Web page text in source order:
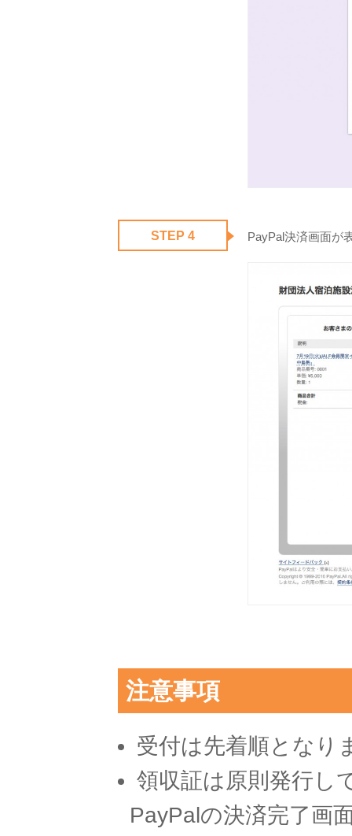
STEP 4 PayPal決済画面が
注意事項
受付は先着順となり
領収証は原則発行し
PayPalの決済完了画